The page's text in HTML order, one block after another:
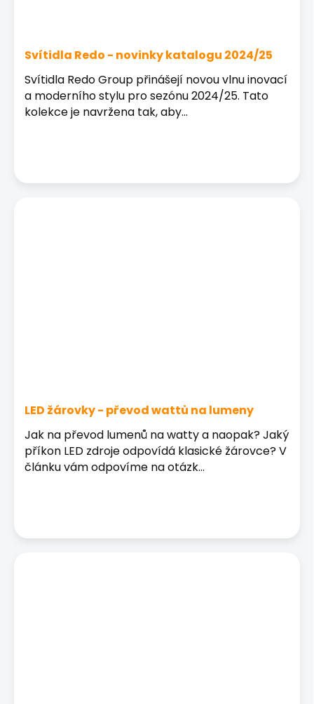
Svítidla Redo - novinky katalogu 2024/25
Svítidla Redo Group přinášejí novou vlnu inovací
a moderního stylu pro sezónu 2024/25. Tato
kolekce je navržena tak, aby...
LED žárovky - převod wattů na lumeny
Jak na převod lumenů na watty a naopak? Jaký
příkon LED zdroje odpovídá klasické žárovce? V
článku vám odpovíme na otázk...